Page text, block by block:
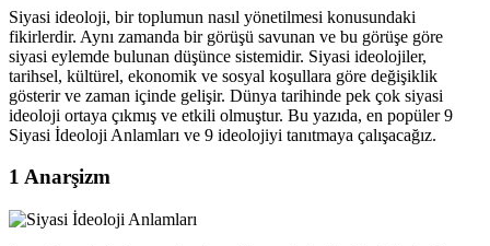
Siyasi ideoloji, bir toplumun nasıl yönetilmesi konusundaki
fikirlerdir. Aynı zamanda bir görüşü savunan ve bu görüşe göre
siyasi eylemde bulunan düşünce sistemidir. Siyasi ideolojiler,
tarihsel, kültürel, ekonomik ve sosyal koşullara göre değişiklik
gösterir ve zaman içinde gelişir. Dünya tarihinde pek çok siyasi
ideoloji ortaya çıkmış ve etkili olmuştur. Bu yazıda, en popüler 9
Siyasi İdeoloji Anlamları ve 9 ideolojiyi tanıtmaya çalışacağız.
1 Anarşizm